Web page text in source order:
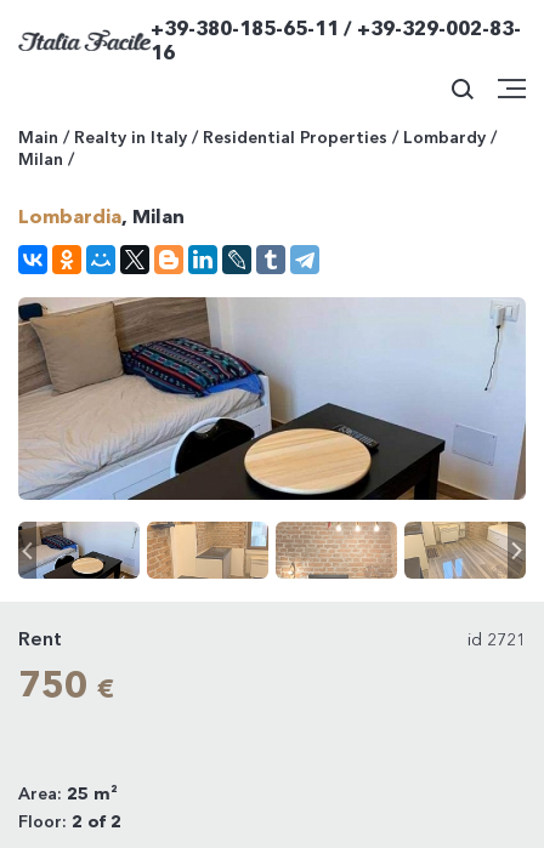
+39-380-185-65-11 / +39-329-002-83-
16
Main / Realty in Italy / Residential Properties / Lombardy /
Milan /
Lombardia, Milan
Rent id 2721
750 €
Area: 25 m²
Floor: 2 of 2